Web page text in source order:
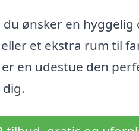
du ønsker en hyggelig
et ekstra rum til
en udestue den